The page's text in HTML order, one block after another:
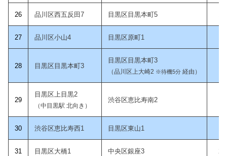
26 品川区西五反田7 目黒区目黒本町5
27 品川区小山4 目黒区原町1
28 目黒区目黒本町3
目黒区目黒本町3
（品川区上大崎2 ※待機5分経由）
29
目黒区上目黒2
（中目黒駅 北向き）
渋谷区恵比寿南2
30 渋谷区恵比寿西1 目黒区東山1
31 目黒区大橋1 中央区銀座3